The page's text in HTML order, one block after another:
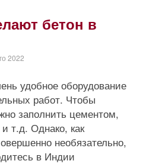
бетон в
2022
удобное оборудование
работ. Чтобы
заполнить цементом,
т.д. Однако, как
необязательно,
в Индии